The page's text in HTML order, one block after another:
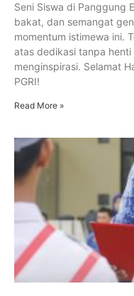
Seni Siswa di Panggung
bakat, dan semangat
momentum istimewa ini.
atas dedikasi tanpa
menginspirasi. Selamat
PGRI!
Read More »